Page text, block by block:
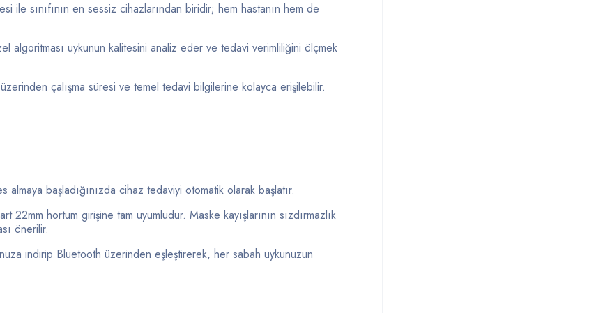
ile sınıfının en sessiz cihazlarından biridir; hem hastanın hem de
algoritması uykunun kalitesini analiz eder ve tedavi verimliliğini ölçmek
çalışma süresi ve temel tedavi bilgilerine kolayca erişilebilir.
almaya başladığınızda cihaz tedaviyi otomatik olarak başlatır.
22mm hortum girişine tam uyumludur. Maske kayışlarının sızdırmazlık
önerilir.
indirip Bluetooth üzerinden eşleştirerek, her sabah uykunuzun